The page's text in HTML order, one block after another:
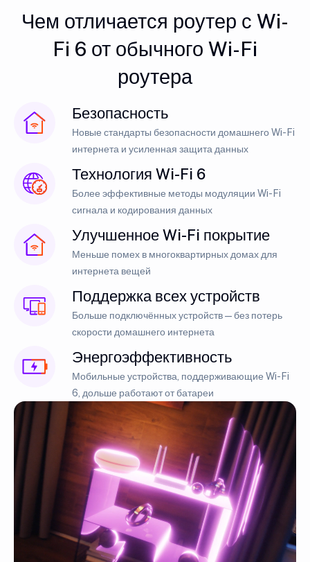
Чем отличается роутер с Wi-
Fi 6 от обычного Wi-Fi
роутера
Безопасность
Новые стандарты безопасности домашнего Wi-Fi
интернета и усиленная защита данных
Технология Wi-Fi 6
Более эффективные методы модуляции Wi-Fi
сигнала и кодирования данных
Улучшенное Wi-Fi покрытие
Меньше помех в многоквартирных домах для
интернета вещей
Поддержка всех устройств
Больше подключённых устройств — без потерь
скорости домашнего интернета
Энергоэффективность
Мобильные устройства, поддерживающие Wi-Fi
6, дольше работают от батареи